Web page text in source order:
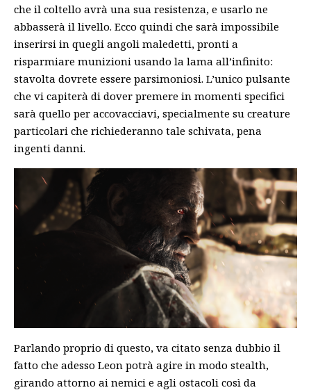
che il coltello avrà una sua resistenza, e usarlo ne
abbasserà il livello. Ecco quindi che sarà impossibile
inserirsi in quegli angoli maledetti, pronti a
risparmiare munizioni usando la lama all’infinito:
stavolta dovrete essere parsimoniosi. L’unico pulsante
che vi capiterà di dover premere in momenti specifici
sarà quello per accovacciavi, specialmente su creature
particolari che richiederanno tale schivata, pena
ingenti danni.
Parlando proprio di questo, va citato senza dubbio il
fatto che adesso Leon potrà agire in modo stealth,
girando attorno ai nemici e agli ostacoli così da